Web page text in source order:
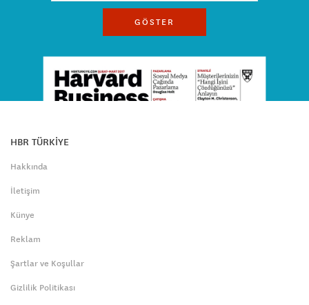
GÖSTER
HBR TÜRKİYE
Hakkında
İletişim
Künye
Reklam
Şartlar ve Koşullar
Gizlilik Politikası